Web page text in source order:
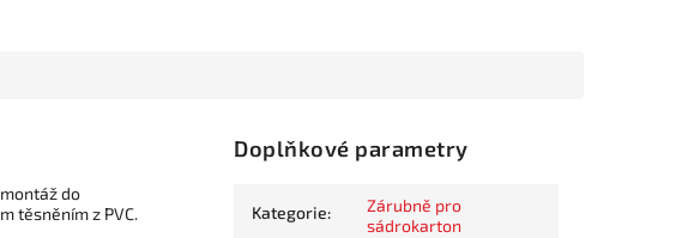
do
těsněním z PVC.
Doplňkové parametry
Kategorie:
Zárubně pro
sádrokarton